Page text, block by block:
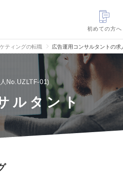
初めての方へ
ティングの転職 広告運用コンサルタントの求
No.UZLTF-01
ルタント